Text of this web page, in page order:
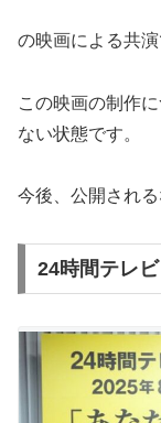
の映画による共演
この映画の制作
ない状態です。
今後、公開され
24時間テレビ